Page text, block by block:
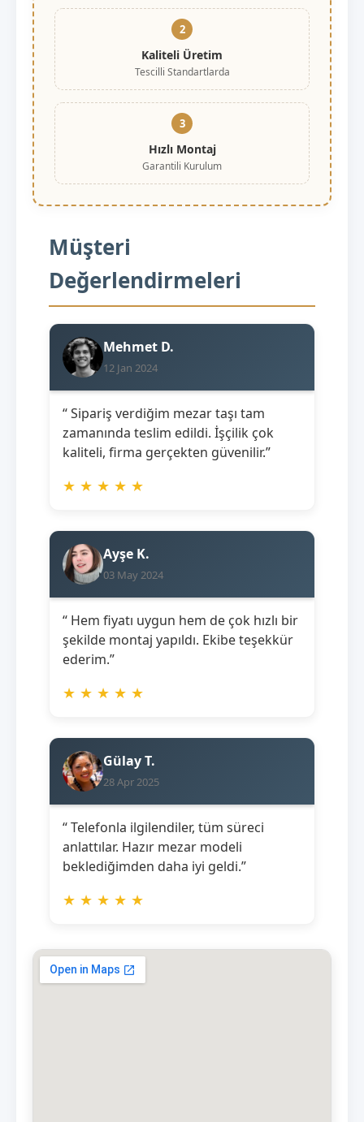
2
Kaliteli Üretim
Tescilli Standartlarda
3
Hızlı Montaj
Garantili Kurulum
Müşteri
Değerlendirmeleri
Mehmet D.
12 Jan 2024
“ Sipariş verdiğim mezar taşı tam
zamanında teslim edildi. İşçilik çok
kaliteli, firma gerçekten güvenilir.”
★ ★ ★ ★ ★
Ayşe K.
03 May 2024
“ Hem fiyatı uygun hem de çok hızlı bir
şekilde montaj yapıldı. Ekibe teşekkür
ederim.”
★ ★ ★ ★ ★
Gülay T.
28 Apr 2025
“ Telefonla ilgilendiler, tüm süreci
anlattılar. Hazır mezar modeli
beklediğimden daha iyi geldi.”
★ ★ ★ ★ ★